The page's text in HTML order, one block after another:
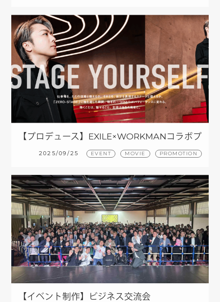
【プロデュース】EXILE×WORKMANコラボプ
ロジェクト
2025/09/25 EVENT MOVIE PROMOTION
【イベント制作】ビジネス交流会